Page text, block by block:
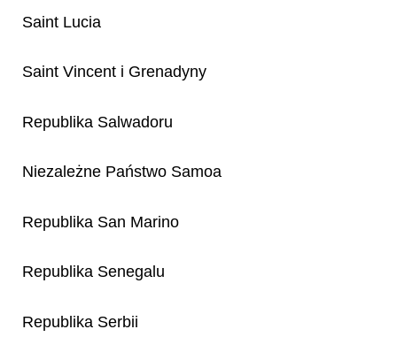
Saint Lucia
Saint Vincent i Grenadyny
Republika Salwadoru
Niezależne Państwo Samoa
Republika San Marino
Republika Senegalu
Republika Serbii